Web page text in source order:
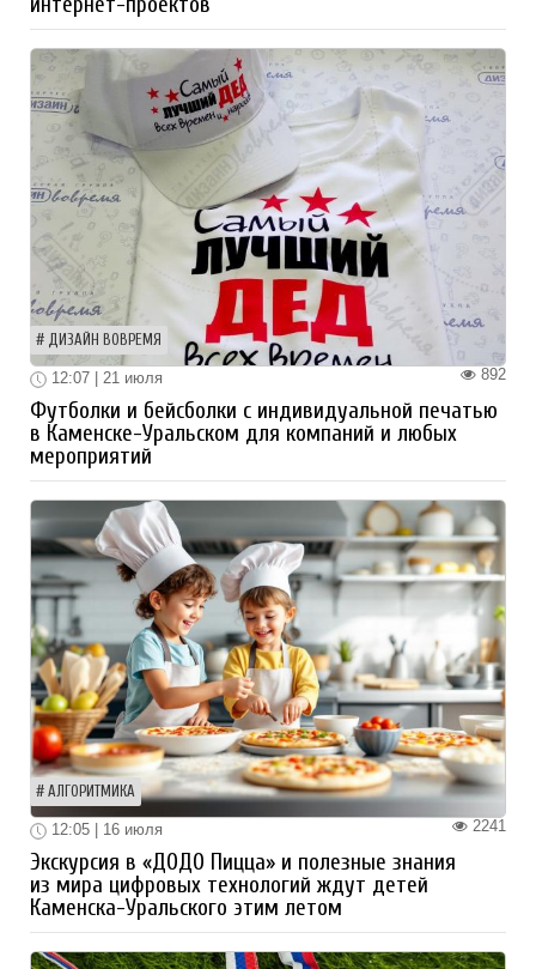
ДИЗАЙН ВОВРЕМЯ
892
12:07 | 21 июля
Футболки и бейсболки с индивидуальной печатью
в Каменске-Уральском для компаний и любых
мероприятий
АЛГОРИТМИКА
2241
12:05 | 16 июля
Экскурсия в «ДОДО Пицца» и полезные знания
из мира цифровых технологий ждут детей
Каменска-Уральского этим летом